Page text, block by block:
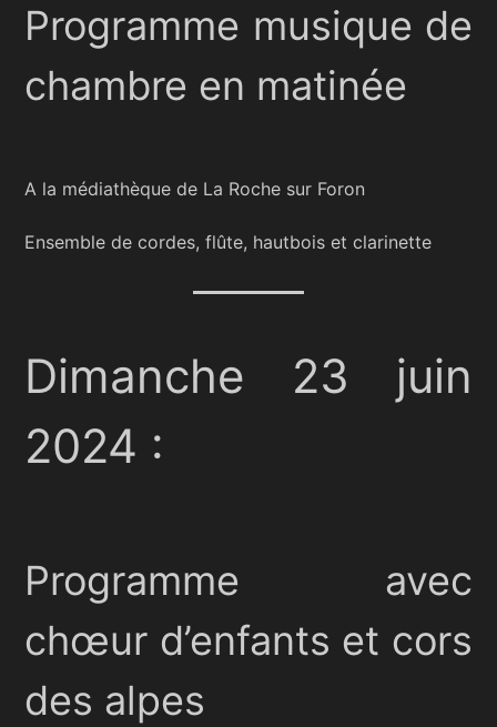
Programme musique de
chambre en matinée
A la médiathèque de La Roche sur Foron
Ensemble de cordes, flûte, hautbois et clarinette
Dimanche 23 juin
2024 :
Programme avec
chœur d’enfants et cors
des alpes